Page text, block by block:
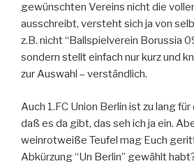
gewünschten Vereins nicht die
ausschreibt, versteht sich ja von
z.B. nicht “Ballspielverein Borussia
sondern stellt einfach nur kurz und
zur Auswahl – verständlich.
Auch 1.FC Union Berlin ist zu lang
daß es da gibt, das seh ich ja ein.
weinrotweiße Teufel mag Euch
Abkürzung “Un Berlin” gewählt